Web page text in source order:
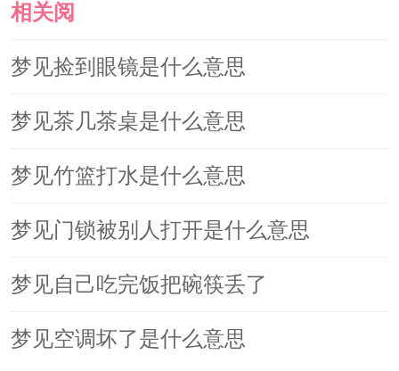
相关阅
读
梦见捡到眼镜是什么意思
梦见茶几茶桌是什么意思
梦见竹篮打水是什么意思
梦见门锁被别人打开是什么意思
梦见自己吃完饭把碗筷丢了
梦见空调坏了是什么意思